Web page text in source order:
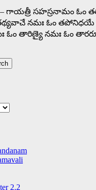
– గాయత్రీ
నమః ఓం
ఓం తారిణ్యై నమః ఓం
2.2